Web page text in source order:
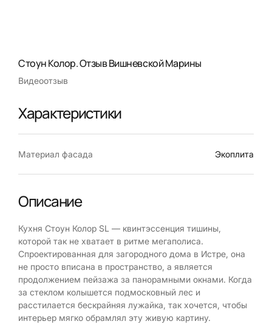
Стоун Колор. Отзыв Вишневской Марины
Видеоотзыв
Характеристики
Материал фасада Экоплита
Описание
Кухня Стоун Колор SL — квинтэссенция тишины,
которой так не хватает в ритме мегаполиса.
Спроектированная для загородного дома в Истре, она
не просто вписана в пространство, а является
продолжением пейзажа за панорамными окнами. Когда
за стеклом колышется подмосковный лес и
расстилается бескрайняя лужайка, так хочется, чтобы
интерьер мягко обрамлял эту живую картину.